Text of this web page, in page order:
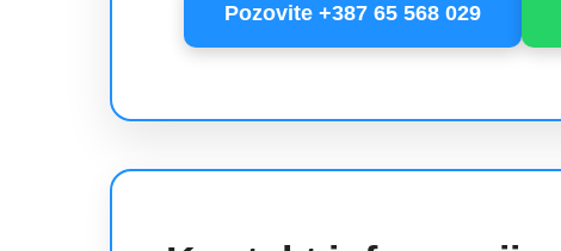
Pozovite +387 65 568 029